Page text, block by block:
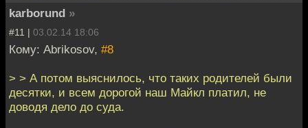
karborund »
#11 | 03.02.14 18:06
Кому: Abrikosov, #8
> > А потом выяснилось, что таких родителей были
десятки, и всем дорогой наш Майкл платил, не
доводя дело до суда.